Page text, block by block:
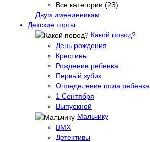
Все категории (23)
Двум именинникам
Детские торты
Какой повод?
День рождения
Крестины
Рождение ребенка
Первый зубик
Определение пола ребенка
1 Сентября
Выпускной
Мальчику
BMX
Детективы